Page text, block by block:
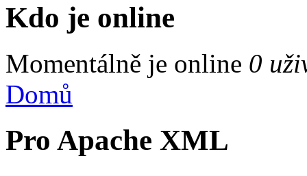
Kdo je online
Momentálně je online 0
Domů
Pro Apache XML